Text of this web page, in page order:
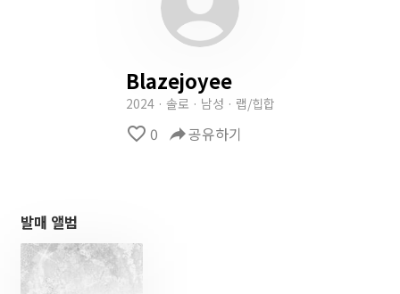
Blazejoyee
2024 · 솔로 · 남성 · 랩/힙합
favorite_border 0 reply공유하기
발매 앨범